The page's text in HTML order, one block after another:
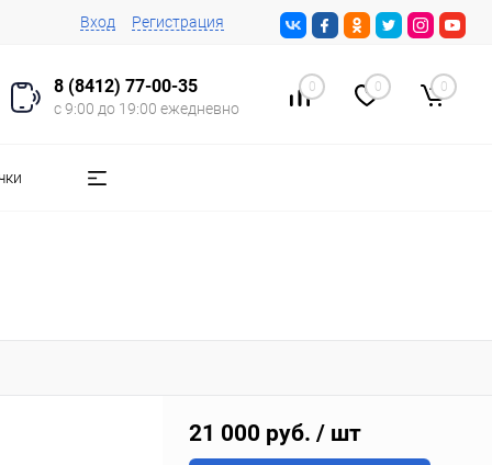
Вход Регистрация
8 (8412) 77-00-35
с 9:00 до 19:00 ежедневно
0 0 0
21 000 руб. / шт